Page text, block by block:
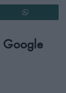
Google